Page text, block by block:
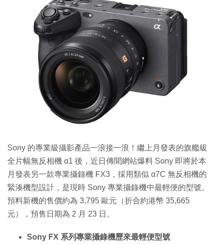
生成式AI與雲端應用
Enterprise Digital Transformation
Sony 的專業級攝影產品一浪接一浪！繼上月發表的旗艦級
全片幅無反相機 α1 後，近日傳聞網站爆料 Sony 即將於本
月發表另一款專業攝錄機 FX3，採用類似 α7C 無反相機的
緊湊機型設計，是現時 Sony 專業攝錄機中最輕便的型號。
預料新機的售價約為 3,795 歐元（折合約港幣 35,665
元），預售日期為 2 月 23 日。
Sony FX 系列專業攝錄機歷來最輕便型號